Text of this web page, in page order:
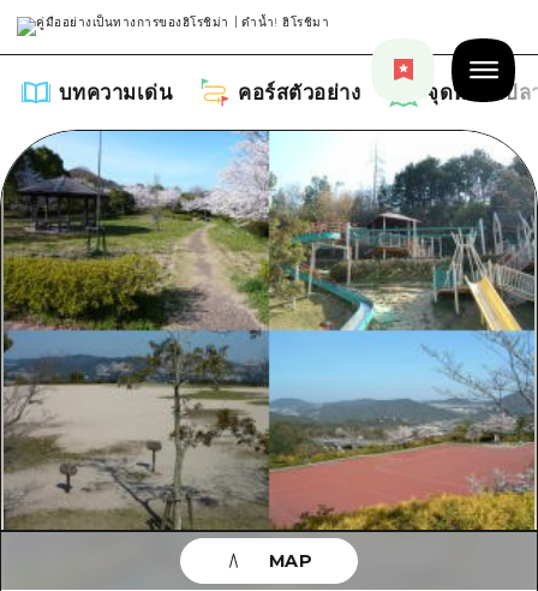
บทความเด่น คอร์สตัวอย่าง จุดหมายปล
บทความเด่น
รายการ
คำแนะนำ
ศิลปะ
งานอีเว้นท์ / เทศกาล
อาหารรสเลิศ / สุรา
การปั่นจักรยาน
คอร์สตัวอย่าง
รายการ
คู่มือ Dive! Hiroshima
ฮิโรชิม่า โมชิ โมชิ ทราเวล
บริเวณรอบเมืองฮิโรชิม่า
จุดหมายปลายทาง
รายการ
บริเวณรอบเมืองฮิโรชิม่า
อากิ
อีเว้นท์
ข้อมูลตามฤดูกาล
MAP